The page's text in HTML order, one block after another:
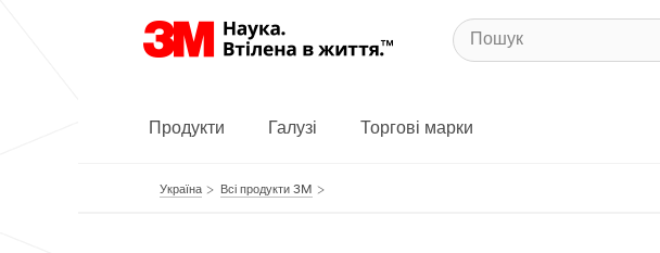
Продукти Галузі Торгові марки
Україна Всі продукти 3M